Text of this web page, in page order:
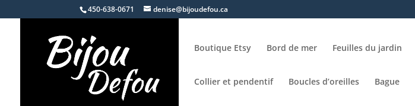
450-638-0671 denise@bijoudefou.ca
Boutique Etsy Bord de mer Feuilles du jardin
Collier et pendentif Boucles d’oreilles Bague